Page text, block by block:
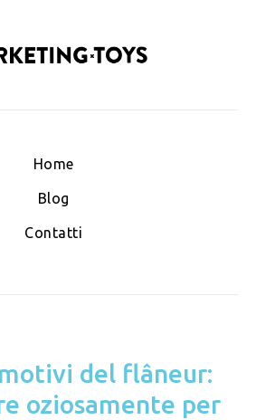
Home
Blog
Contatti
del flâneur:
oziosamente per